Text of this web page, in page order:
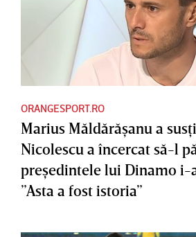
ORANGESPORT.RO
Marius Măldărăşanu a
Nicolescu a încercat să-l
preşedintele lui Dinamo i-
”Asta a fost istoria”